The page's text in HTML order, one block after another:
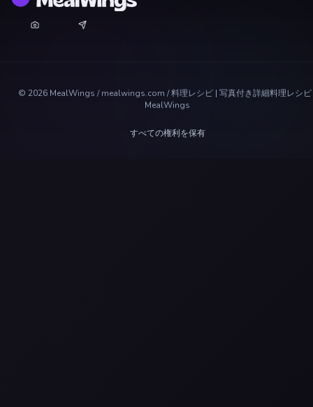
© 2026 MealWings / mealwings.com /料理レシピ | 写真付き詳細料理レシ
MealWings
すべての権利を保有